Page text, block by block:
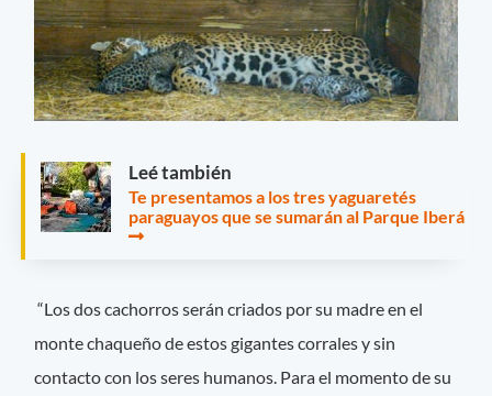
Leé también
Te presentamos a los tres yaguaretés
paraguayos que se sumarán al Parque Iberá
“Los dos cachorros serán criados por su madre en el
monte chaqueño de estos gigantes corrales y sin
contacto con los seres humanos. Para el momento de su